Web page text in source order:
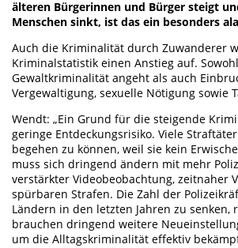
älteren Bürgerinnen und Bürger steigt
Menschen sinkt, ist das ein besonders
Auch die Kriminalität durch Zuwanderer
Kriminalstatistik einen Anstieg auf.
Gewaltkriminalität angeht als auch
Vergewaltigung, sexuelle Nötigung sowie
Wendt: „Ein Grund für die steigende
geringe Entdeckungsrisiko. Viele
begehen zu können, weil sie kein
muss sich dringend ändern mit mehr
verstärkter Videobeobachtung, zeitnaher
spürbaren Strafen. Die Zahl der
Ländern in den letzten Jahren zu senken,
brauchen dringend weitere
um die Alltagskriminalität effektiv